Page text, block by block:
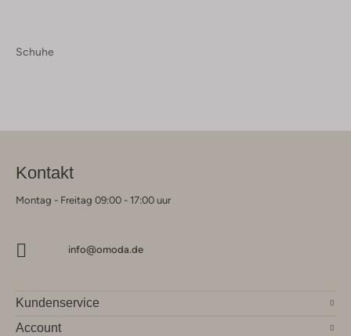
Schuhe
Kontakt
Montag - Freitag 09:00 - 17:00 uur
info@omoda.de
Kundenservice
Account